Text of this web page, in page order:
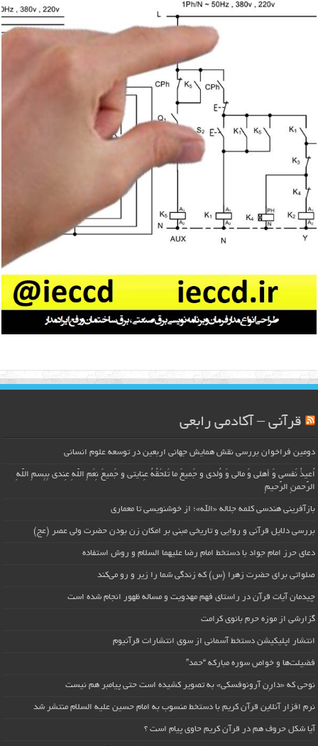
قرآنی – آکادمی رابعی
دومین فراخوان بررسی نقش همایش جهانی اربعین در توسعه علوم انسانی
اُعیذُ نَفسی وَ أهلی وَ مالی وَ وُلدی و جَمیعَ ما تَلحَقُهُ عِنایتی و جَمیعَ نِعَمِ اللّهِ عِندی بِبِسمِ اللّهِ
الرَّحمنِ الرَّحیمِ
بازآفرینی هندسی کلمه جلاله «الله»؛ از خوشنویسی تا معماری
بررسی دلایل قرآنی و روایی و تاریخی مبنی بر امکان زن بودن حضرت ولی عصر (عج)
دعای حرز امام جواد با دستخط امام رضا علیهما السلام و روش استفاده
صلواتی برای حضرت زهرا (س) که زندگی شما را زیر و رو می‌کند
چیدمان آیات قرآن در راستای فهم مهدویت و مساله ظهور انجام شده است
گزارشی از موزه حرم بانوی کرامت
انتشار اپلیکیشن دستخط آسمانی از سوی انتشارات قرآنیوم
فضیلت‌ها و خواص سوره مبارکه “حمد”
نوحی که «دارِن آرونوفسکی» به تصویر کشیده است حتی پیامبر هم نیست
نرم افزار آنلاین قرآن کریم با دستخط منسوب به امام حسین علیه السلام منتشر شد
آیا شکل حروف هم در قرآن کریم حاوی پیام است ؟